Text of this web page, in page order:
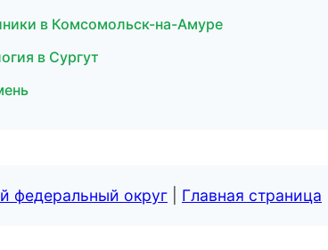
в Комсомольск-на-Амуре
в Сургут
федеральный округ Главная страница